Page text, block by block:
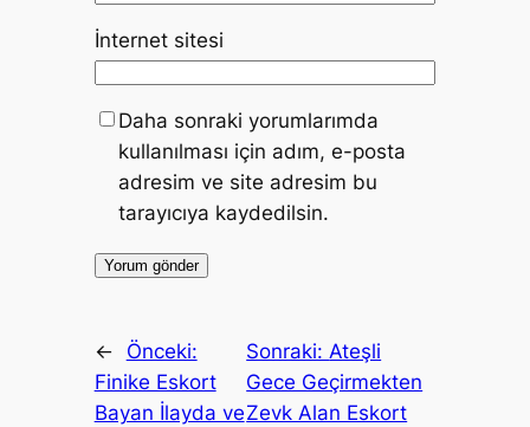
İnternet sitesi
Daha sonraki yorumlarımda
kullanılması için adım, e-posta
adresim ve site adresim bu
tarayıcıya kaydedilsin.
←
Önceki:
Finike Eskort
Bayan İlayda ve
Sonraki:Ateşli
Gece Geçirmekten
Zevk Alan Eskort